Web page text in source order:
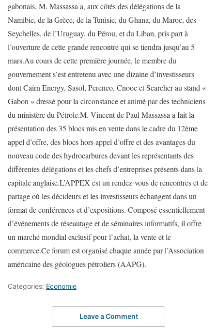
gabonais, M. Massassa a, aux côtés des délégations de la
Namibie, de la Grèce, de la Tunisie, du Ghana, du Maroc, des
Seychelles, de l’Uruguay, du Pérou, et du Liban, pris part à
l’ouverture de cette grande rencontre qui se tiendra jusqu’au 5
mars.Au cours de cette première journée, le membre du
gouvernement s’est entretenu avec une dizaine d’investisseurs
dont Cairn Energy, Sasol, Perenco, Cnooc et Searcher au stand «
Gabon » dressé pour la circonstance et animé par des techniciens
du ministère du Pétrole.M. Vincent de Paul Massassa a fait la
présentation des 35 blocs mis en vente dans le cadre du 12ème
appel d’offre, des blocs hors appel d’offre et des avantages du
nouveau code des hydrocarbures devant les représentants des
différentes délégations et les chefs d’entreprises présents dans la
capitale anglaise.L’APPEX est un rendez-vous de rencontres et de
partage où les décideurs et les investisseurs échangent dans un
format de conférences et d’expositions. Composé essentiellement
d’événements de réseautage et de séminaires informatifs, il offre
un marché mondial exclusif pour l’achat, la vente et le
commerce.Ce forum est organisé chaque année par l’Association
américaine des géologues pétroliers (AAPG).
Categories: Economie
Leave a Comment